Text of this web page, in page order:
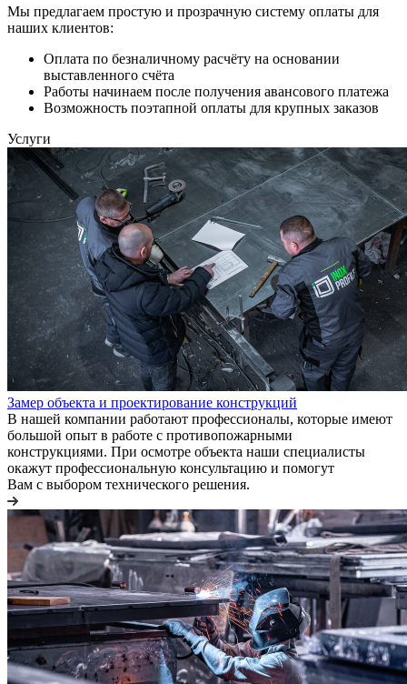
Мы предлагаем простую и прозрачную систему оплаты для
наших клиентов:
Оплата по безналичному расчёту на основании
выставленного счёта
Работы начинаем после получения авансового платежа
Возможность поэтапной оплаты для крупных заказов
Услуги
Замер объекта и проектирование конструкций
В нашей компании работают профессионалы, которые имеют
большой опыт в работе с противопожарными
конструкциями. При осмотре объекта наши специалисты
окажут профессиональную консультацию и помогут
Вам с выбором технического решения.